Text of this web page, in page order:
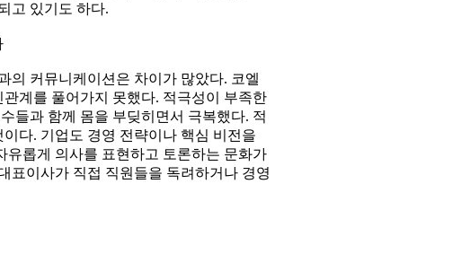
고 있기도 하다.
의 커뮤니케이션은 차이가 많았다. 코엘
계를 풀어가지 못했다. 적극성이 부족한
들과 함께 몸을 부딪히면서 극복했다. 적
다. 기업도 경영 전략이나 핵심 비전을
롭게 의사를 표현하고 토론하는 문화가
표이사가 직접 직원들을 독려하거나 경영